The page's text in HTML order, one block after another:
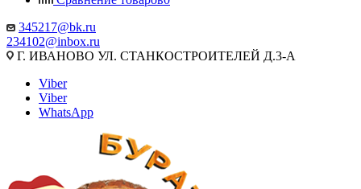
345217@bk.ru
234102@inbox.ru
Г. ИВАНОВО УЛ. СТАНКОСТРОИТЕЛЕЙ Д.3-А
Viber
Viber
WhatsApp